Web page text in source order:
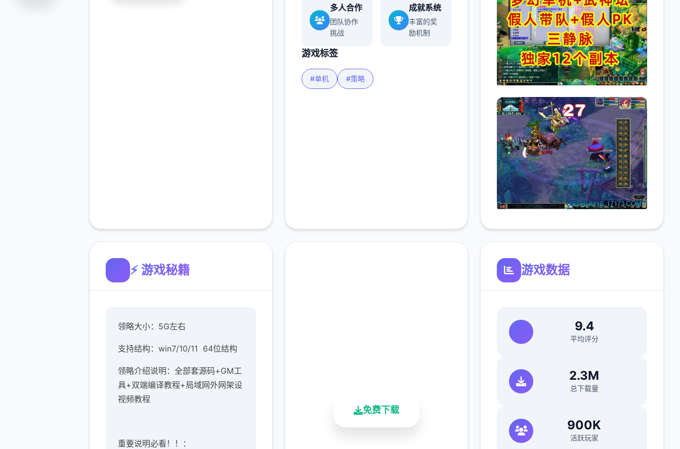
多人合作
团队协作
挑战
成就系统
丰富的奖
励机制
游戏标签
#单机 #策略
⚡ 游戏秘籍
领略大小：5G左右
支持结构：win7/10/11 64位结构
领略介绍说明：全部套源码+GM工
具+双端编译教程+局域网外网架设
视频教程
重要说明必看！！：
免费下载
游戏数据
9.4
平均评分
2.3M
总下载量
900K
活跃玩家